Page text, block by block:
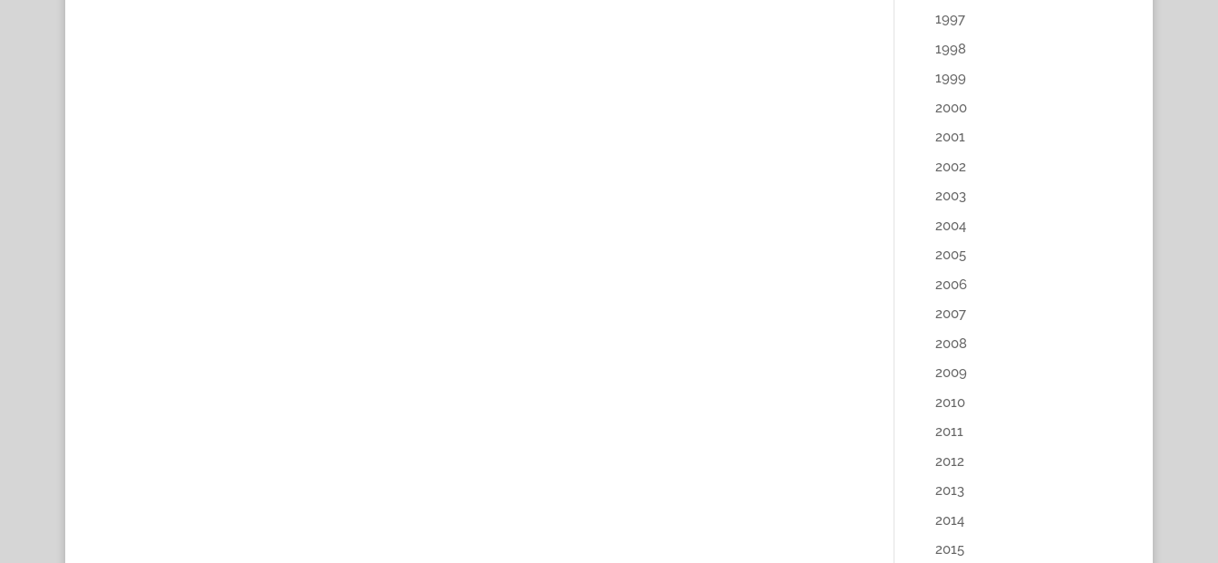
1997
1998
1999
2000
2001
2002
2003
2004
2005
2006
2007
2008
2009
2010
2011
2012
2013
2014
2015